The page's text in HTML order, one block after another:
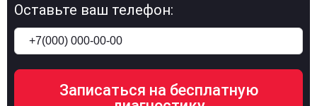
Оставьте ваш телефон: